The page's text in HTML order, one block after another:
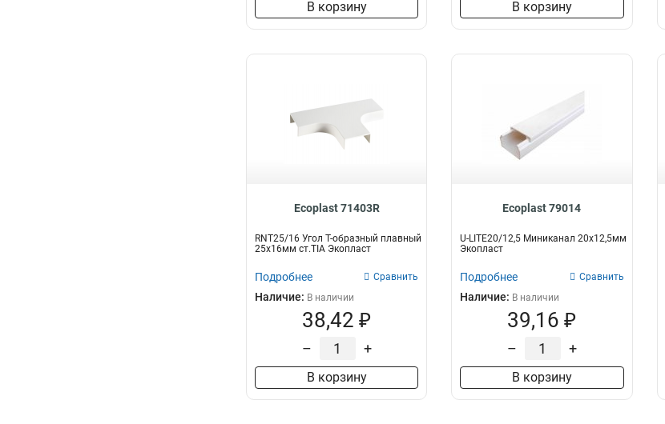
В корзину В корзину
Ecoplast 71403R
RNT25/16 Угол Т-образный плавный
25х16мм ст.TIA Экопласт
Подробнее Сравнить
Наличие: В наличии
38,42 ₽
– +
В корзину
Ecoplast 79014
U-LITE20/12,5 Миниканал 20х12,5мм
Экопласт
Подробнее Сравнить
Наличие: В наличии
39,16 ₽
– +
В корзину